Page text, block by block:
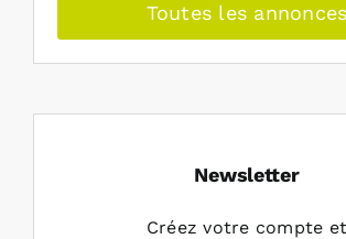
Toutes les annonces
Newsletter
Créez votre compte et